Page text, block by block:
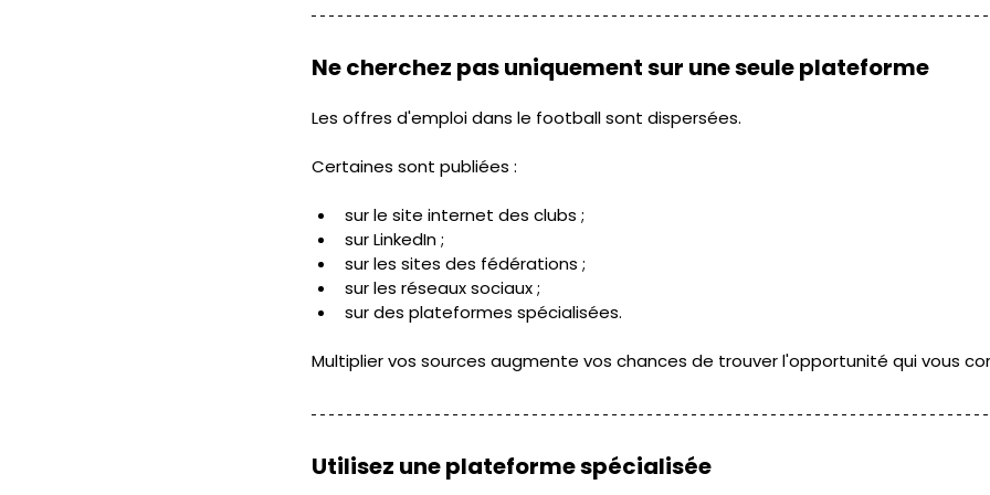
Ne cherchez pas uniquement sur une seule plateforme
Les offres d'emploi dans le football sont dispersées.
Certaines sont publiées :
sur le site internet des clubs ;
sur LinkedIn ;
sur les sites des fédérations ;
sur les réseaux sociaux ;
sur des plateformes spécialisées.
Multiplier vos sources augmente vos chances de trouver l'opportunité qui vous
Utilisez une plateforme spécialisée